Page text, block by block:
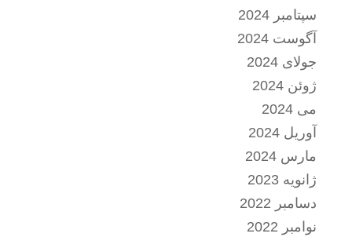
سپتامبر 2024
آگوست 2024
جولای 2024
ژوئن 2024
می 2024
آوریل 2024
مارس 2024
ژانویه 2023
دسامبر 2022
نوامبر 2022